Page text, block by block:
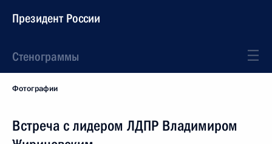
Президент России
Стенограммы
Фотографии
Встреча с лидером ЛДПР Владимиром